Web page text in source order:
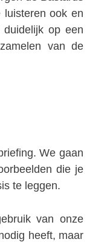
ook en
duidelijk op een
van de
We gaan
die je
te leggen.
van onze
heeft, maar